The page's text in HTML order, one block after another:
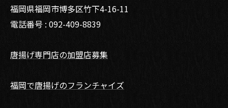
福岡県福岡市博多区竹下4-16-11
電話番号 : 092-409-8839
唐揚げ専門店の加盟店募集
福岡で唐揚げのフランチャイズ